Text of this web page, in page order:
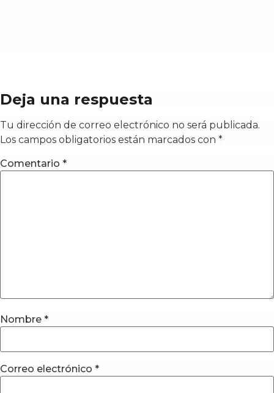
Deja una respuesta
Tu dirección de correo electrónico no será publicada.
Los campos obligatorios están marcados con *
Comentario *
Nombre *
Correo electrónico *